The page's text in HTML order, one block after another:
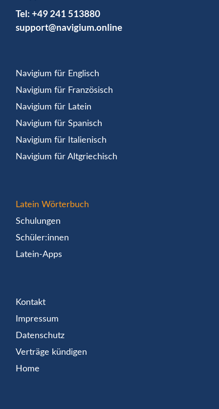
Tel: +49 241 513880
support@navigium.online
Navigium für Englisch
Navigium für Französisch
Navigium für Latein
Navigium für Spanisch
Navigium für Italienisch
Navigium für Altgriechisch
Latein Wörterbuch
Schulungen
Schüler:innen
Latein-Apps
Kontakt
Impressum
Datenschutz
Verträge kündigen
Home